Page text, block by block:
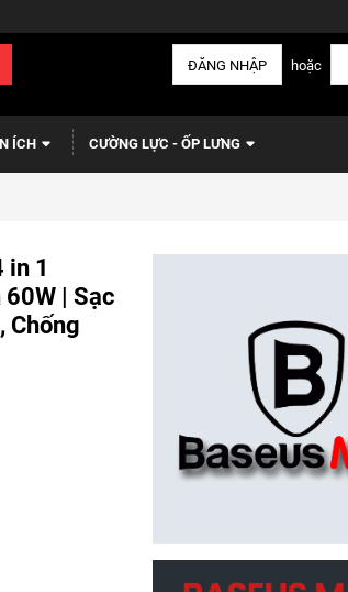
ĐĂNG NHẬP hoặc
ÍCH CƯỜNG LỰC - ỐP LƯNG
in 1
| Sạc
Chống